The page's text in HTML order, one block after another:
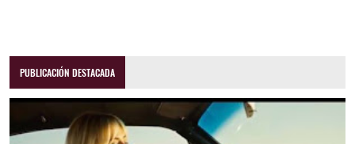
PUBLICACIÓN DESTACADA